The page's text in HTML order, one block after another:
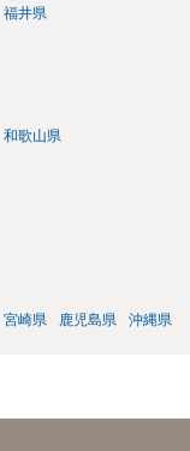
福井県
和歌山県
宮崎県 鹿児島県 沖縄県